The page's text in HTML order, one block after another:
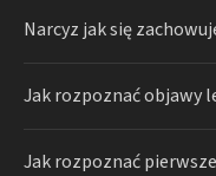
Narcyz jak się
Jak rozpoznać objawy
Jak rozpoznać